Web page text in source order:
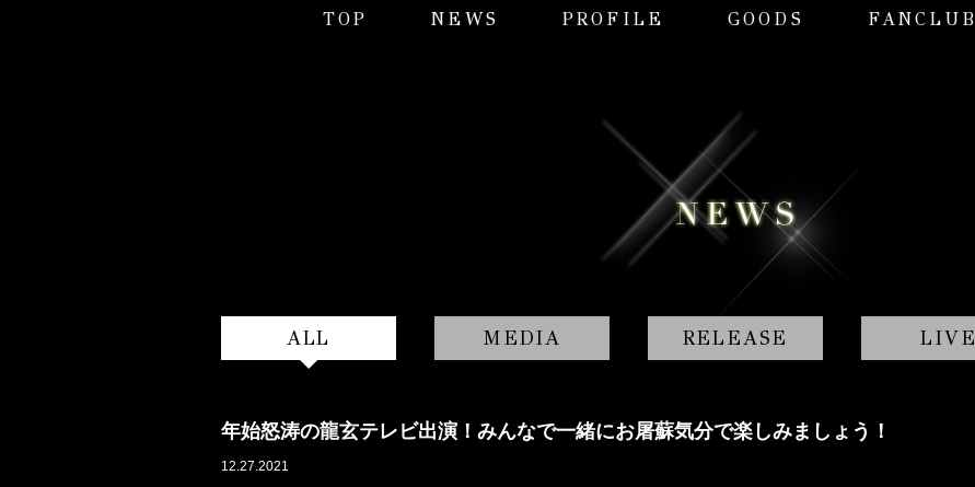
TOP NEWS PROFILE GOODS FANCLUB
ALL MEDIA RELEASE LIVE
年始怒涛の龍玄テレビ出演！みんなで一緒にお屠蘇気分で楽しみましょう！
12.27.2021